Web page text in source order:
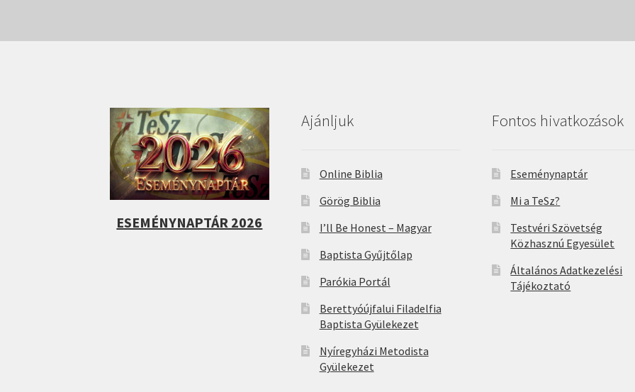
ESEMÉNYNAPTÁR 2026
Ajánljuk
Online Biblia
Görög Biblia
I’ll Be Honest – Magyar
Baptista Gyűjtőlap
Parókia Portál
Berettyóújfalui Filadelfia
Baptista Gyülekezet
Nyíregyházi Metodista
Gyülekezet
Fontos hivatkozások
Eseménynaptár
Mi a TeSz?
Testvéri Szövetség
Közhasznú Egyesület
Általános Adatkezelési
Tájékoztató